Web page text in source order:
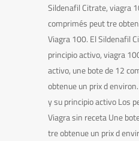
Sildenafil Citrate, viagra
comprimés peut tre
Viagra 100. El Sildenafil
principio activo, viagra
activo, une bote de 12
obtenue un prix d
y su principio activo Los
Viagra sin receta Une
tre obtenue un prix d